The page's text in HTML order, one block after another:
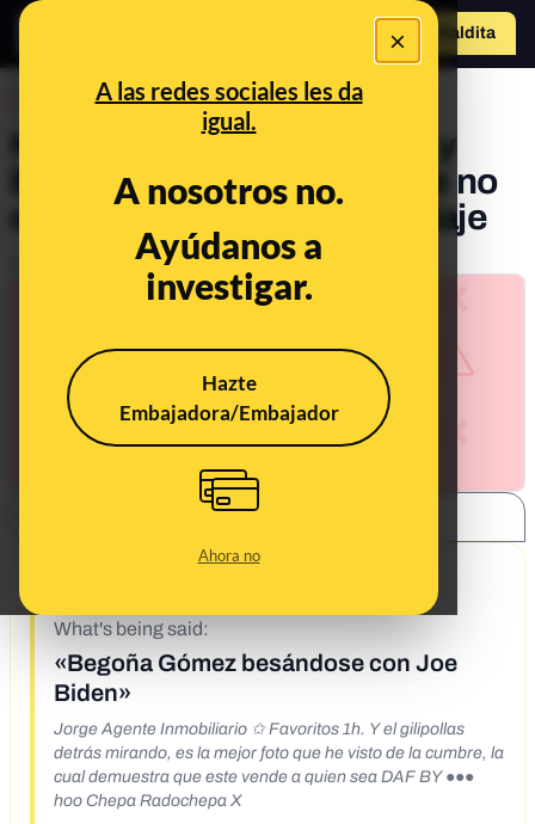
×
A las redes sociales les da
igual.
A nosotros no.
Ayúdanos a
investigar.
Hazte
Embajadora/Embajador
Ahora no
Hazte Maldito
No, esta foto de Joe Biden y
Begoña Gómez besándose no
es real: se trata de un montaje
Jul 14, 2022, 12:21:45 PM
What's being said:
«Begoña Gómez besándose con Joe
Biden»
Jorge Agente Inmobiliario ✩ Favoritos 1h. Y el gilipollas
detrás mirando, es la mejor foto que he visto de la cumbre, la
cual demuestra que este vende a quien sea DAF BY ●●●
hoo Chepa Radochepa X